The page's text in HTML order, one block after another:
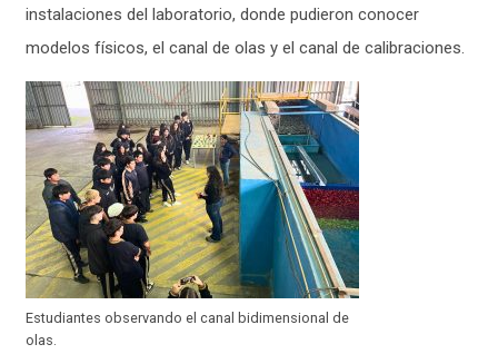
instalaciones del laboratorio, donde pudieron conocer
modelos físicos, el canal de olas y el canal de calibraciones.
Estudiantes observando el canal bidimensional de
olas.